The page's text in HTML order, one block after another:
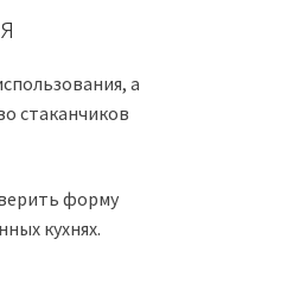
а
стаканчиков
форму
кухнях.